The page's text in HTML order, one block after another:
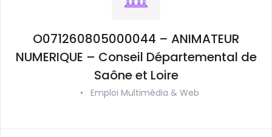
O071260805000044 – ANIMATEUR
NUMERIQUE – Conseil Départemental de
Saône et Loire
• Emploi Multimédia & Web